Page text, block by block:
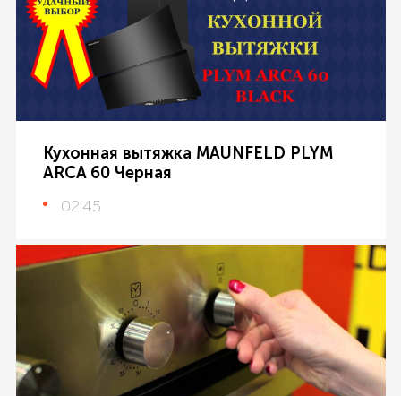
Кухонная вытяжка MAUNFELD PLYM
ARCA 60 Черная
02:45